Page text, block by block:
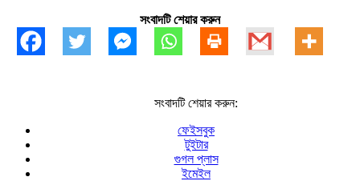
সংবাদটি শেয়ার করুন
সংবাদটি শেয়ার করুন:
ফেইসবুক
টুইটার
গুগল প্লাস
ইমেইল